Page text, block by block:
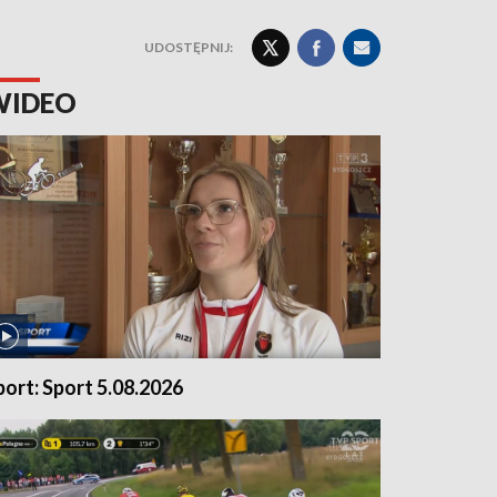
UDOSTĘPNIJ:
Sport 5.08.2026